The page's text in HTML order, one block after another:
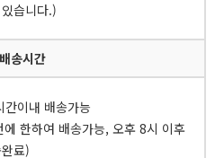
습니다.)
배송시간
이내 배송가능
한하여 배송가능, 오후 8시 이후
료)